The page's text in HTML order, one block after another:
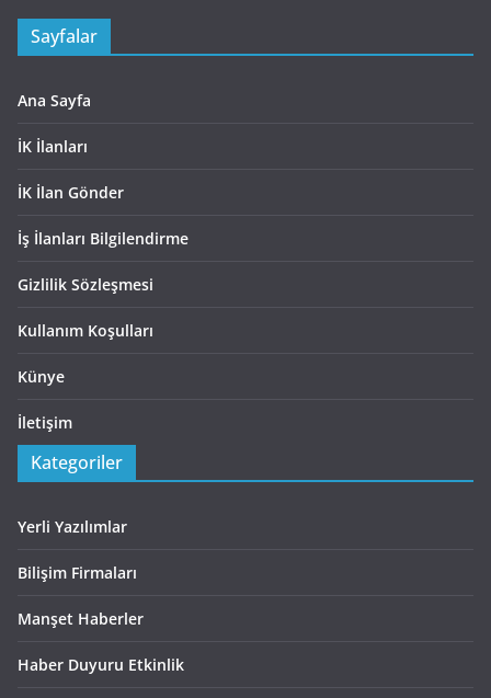
Sayfalar
Ana Sayfa
İK İlanları
İK İlan Gönder
İş İlanları Bilgilendirme
Gizlilik Sözleşmesi
Kullanım Koşulları
Künye
İletişim
Kategoriler
Yerli Yazılımlar
Bilişim Firmaları
Manşet Haberler
Haber Duyuru Etkinlik